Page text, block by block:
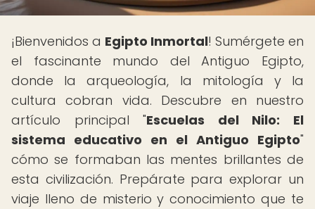
¡Bienvenidos a Egipto Inmortal! Sumérgete en
el fascinante mundo del Antiguo Egipto,
donde la arqueología, la mitología y la
cultura cobran vida. Descubre en nuestro
artículo principal "Escuelas del Nilo: El
sistema educativo en el Antiguo Egipto"
cómo se formaban las mentes brillantes de
esta civilización. Prepárate para explorar un
viaje lleno de misterio y conocimiento que te